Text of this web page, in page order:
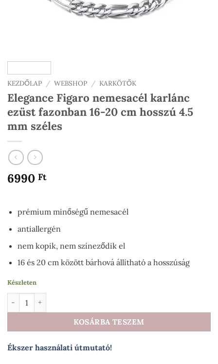
KEZDŐLAP / WEBSHOP / KARKÖTŐK
Elegance Figaro nemesacél karlánc
ezüst fazonban 16-20 cm hosszú 4.5
mm széles
6990 Ft
prémium minőségű nemesacél
antiallergén
nem kopik, nem színeződik el
16 és 20 cm között bárhová állítható a hosszúság
Készleten
Elegance Figaro nemesacél karlánc ezüst fazonban 16-20 cm
KOSÁRBA TESZEM
Ékszer használati útmutató!